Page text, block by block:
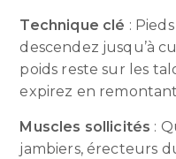
Technique clé :
descendez jusqu’à
poids reste sur les
expirez en
Muscles sollicités :
jambiers, érecteurs